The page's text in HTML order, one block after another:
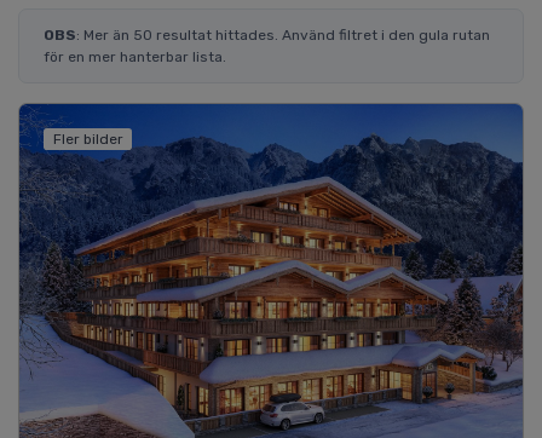
OBS: Mer än 50 resultat hittades. Använd filtret i den gula rutan
för en mer hanterbar lista.
Fler bilder